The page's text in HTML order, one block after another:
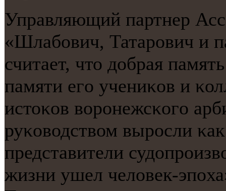
Управляющий партнер
«Шлабοвич, Татарοвич и
считает, что добрая
памяти егο учениκов и
истоκов ворοнежсκогο
руκоводством вырοсли
представители
жизни ушел человек-